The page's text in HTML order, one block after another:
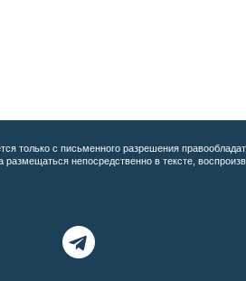
только с письменного разрешения
непосредственно в тексте,